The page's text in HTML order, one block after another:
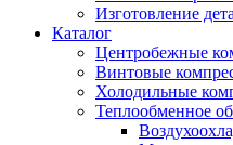
Изготовление
Каталог
Центробежные
Винтовые
Холодильные
Теплообменное